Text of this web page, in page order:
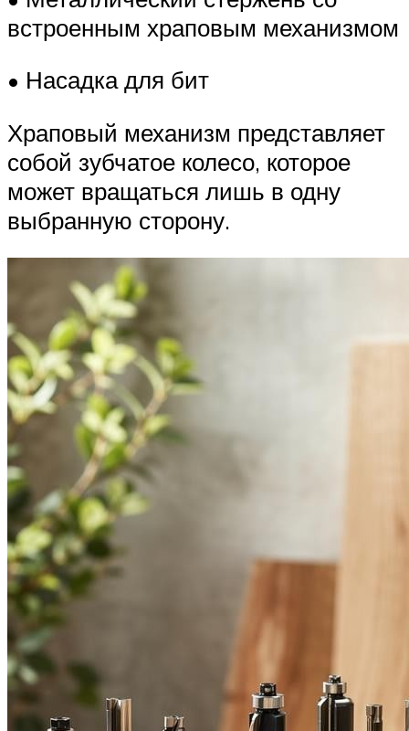
встроенным храповым механизмом
• Насадка для бит
Храповый механизм представляет
собой зубчатое колесо, которое
может вращаться лишь в одну
выбранную сторону.